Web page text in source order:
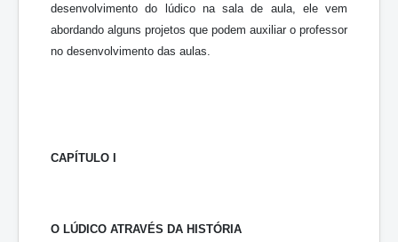
desenvolvimento do lúdico na sala de aula, ele vem
abordando alguns projetos que podem auxiliar o professor
no desenvolvimento das aulas.
CAPÍTULO I
O LÚDICO ATRAVÉS DA HISTÓRIA